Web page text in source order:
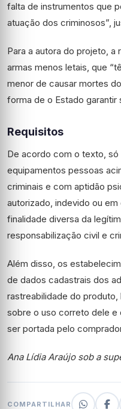
falta de instrumentos que
atuação dos criminosos”,
Para a autora do projeto,
armas menos letais, que
menor de causar mortes
forma de o Estado garantir
Requisitos
De acordo com o texto, só
equipamentos pessoas
criminais e com aptidão
autorizado, indevido ou
finalidade diversa da
responsabilização civil e
Além disso, os
de dados cadastrais dos
rastreabilidade do
sobre o uso correto dele e
ser portada pelo
Ana Lídia Araújo sob a
COMPARTILHAR